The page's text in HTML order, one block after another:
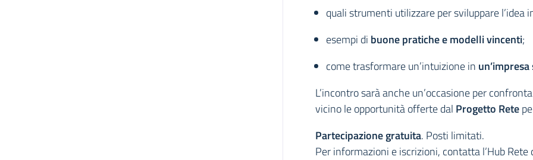
quali strumenti utilizzare per sviluppare l’idea
esempi di buone pratiche e modelli vincenti;
come trasformare un’intuizione in
L’incontro sarà anche un’occasione per
vicino le opportunità offerte dal Progetto Rete
Partecipazione gratuita. Posti limitati.
Per informazioni e iscrizioni, contatta l’Hub